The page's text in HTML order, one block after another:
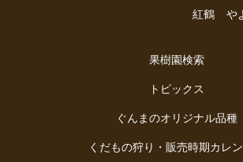
紅鶴
や
果樹園検索
トピックス
ぐんまのオリジナル品種
くだもの狩り・販売時期カレ